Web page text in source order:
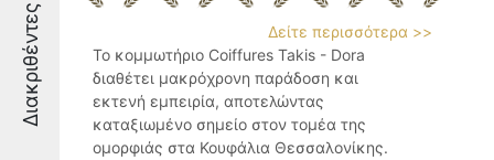
Διακριθέντες
Δείτε περισσότερα >>
Το κομμωτήριο Coiffures Takis - Dora
διαθέτει μακρόχρονη παράδοση και
εκτενή εμπειρία, αποτελώντας
καταξιωμένο σημείο στον τομέα της
ομορφιάς στα Κουφάλια Θεσσαλονίκης.